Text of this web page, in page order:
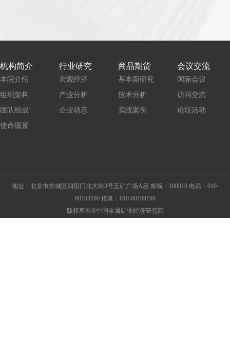
机构简介
本院介绍
组织架构
团队组成
使命愿景
行业研究
宏观经济
产业分析
企业动态
商品期货
基本面研究
技术分析
实战案例
会议交流
国际会议
访问交流
论坛活动
地址：北京市东城区朝阳门北大街3号五矿广场A座 邮编：100010 电话：010-
60163100 传真：010-60169198
版权所有©中国金属矿业经济研究院